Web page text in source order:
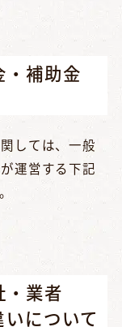
・補助金
しては、一般
運営する下記
・業者
いについて